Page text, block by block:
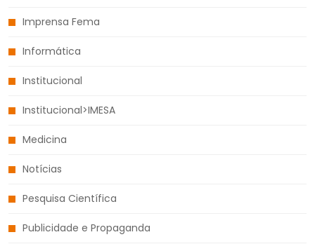
Imprensa Fema
Informática
Institucional
Institucional>IMESA
Medicina
Notícias
Pesquisa Científica
Publicidade e Propaganda